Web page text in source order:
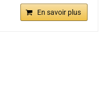
En savoir plus